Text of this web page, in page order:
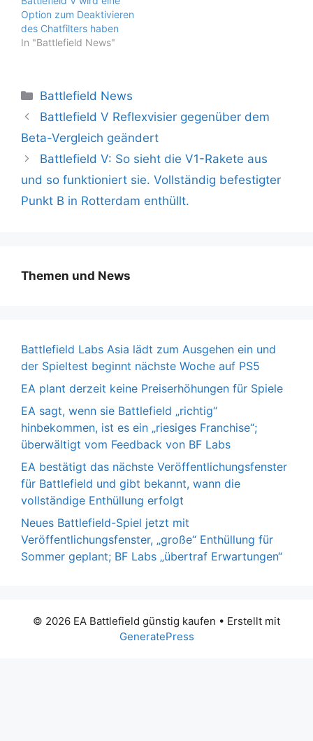
Option zum Deaktivieren
des Chatfilters haben
In "Battlefield News"
Kategorien
Battlefield News
Battlefield V Reflexvisier gegenüber dem
Beta-Vergleich geändert
Battlefield V: So sieht die V1-Rakete aus
und so funktioniert sie. Vollständig befestigter
Punkt B in Rotterdam enthüllt.
Themen und News
Battlefield Labs Asia lädt zum Ausgehen ein und
der Spieltest beginnt nächste Woche auf PS5
EA plant derzeit keine Preiserhöhungen für Spiele
EA sagt, wenn sie Battlefield „richtig“
hinbekommen, ist es ein „riesiges Franchise“;
überwältigt vom Feedback von BF Labs
EA bestätigt das nächste Veröffentlichungsfenster
für Battlefield und gibt bekannt, wann die
vollständige Enthüllung erfolgt
Neues Battlefield-Spiel jetzt mit
Veröffentlichungsfenster, „große“ Enthüllung für
Sommer geplant; BF Labs „übertraf Erwartungen“
© 2026 EA Battlefield günstig kaufen • Erstellt mit
GeneratePress